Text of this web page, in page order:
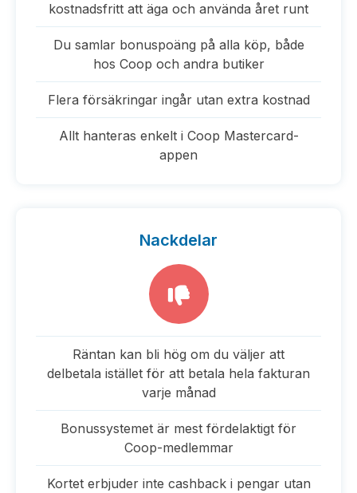
kostnadsfritt att äga och använda året runt
Du samlar bonuspoäng på alla köp, både
hos Coop och andra butiker
Flera försäkringar ingår utan extra kostnad
Allt hanteras enkelt i Coop Mastercard-
appen
Nackdelar
Räntan kan bli hög om du väljer att
delbetala istället för att betala hela fakturan
varje månad
Bonussystemet är mest fördelaktigt för
Coop-medlemmar
Kortet erbjuder inte cashback i pengar utan